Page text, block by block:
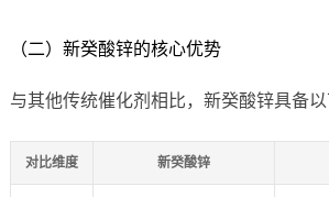
（二）新癸酸锌的核心优势
与其他传统催化剂相比，新癸酸锌具备以
对比维度 新癸酸锌